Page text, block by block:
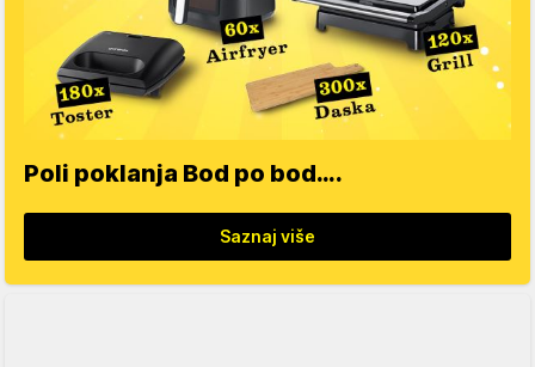
Poli poklanja Bod po bod….
Saznaj više